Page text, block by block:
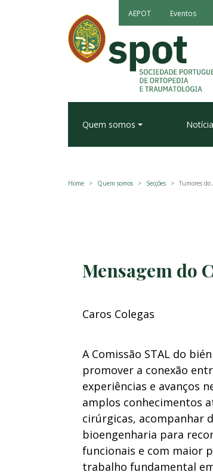
AEPOT Eventos
Quem somos
Home Quem somos Secções Tumores do
Mensagem do
Caros Colegas
A Comissão STAL do
promover a conexão
experiências e avanços
amplos conhecimentos
cirúrgicas, acompanhar
bioengenharia para
funcionais e com maior
trabalho fundamental